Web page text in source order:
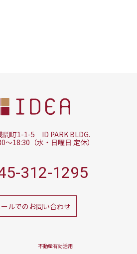
間町1-1-5 ID PARK BLDG.
～18:30（水・日曜日 定休）
312-1295
ルでのお問い合わせ
不動産有効活用